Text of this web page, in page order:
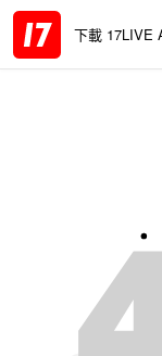
下載 17LIVE